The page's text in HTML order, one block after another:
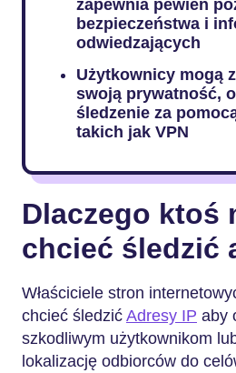
zapewnia pewien
bezpieczeństwa i
odwiedzających
Użytkownicy mogą
swoją prywatność,
śledzenie za
takich jak VPN
Dlaczego ktoś
chcieć śledzić
Właściciele stron
chcieć śledzić Adresy IP aby
szkodliwym użytkownikom
lokalizację odbiorców do